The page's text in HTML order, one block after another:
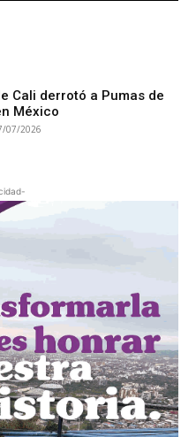
Cali derrotó a Pumas de
México
07/2026